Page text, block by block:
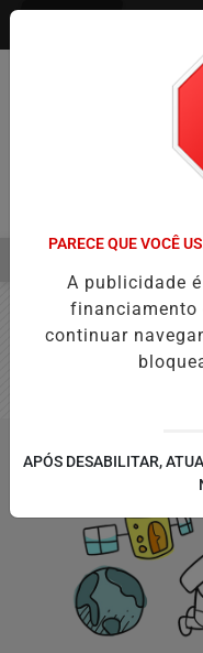
EM ALTA
PARECE QUE VOCÊ
A publicidade
financiamento
continuar
APÓS DESABILITAR,